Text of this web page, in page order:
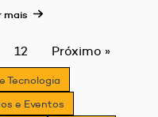
mais
12 Próximo »
Tecnologia
e Eventos